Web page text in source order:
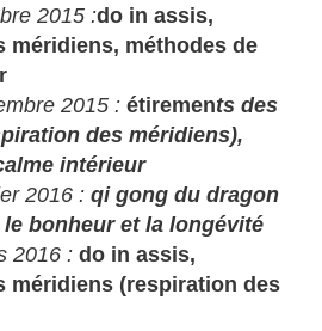
2015 :do in assis,
méridiens, méthodes de
2015 : étirements des
des méridiens),
intérieur
2016 : qi gong du dragon
bonheur et la longévité
2016 : do in assis,
méridiens (respiration des